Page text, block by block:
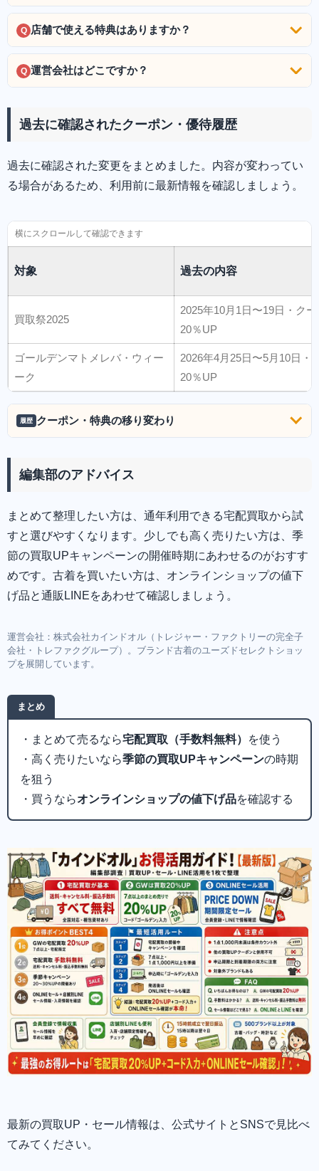
Q 店舗で使える特典はありますか？
Q 運営会社はどこですか？
過去に確認されたクーポン・優待履歴
過去に確認された変更をまとめました。内容が変わってい
る場合があるため、利用前に最新情報を確認しましょう。
対象 過去の内容
買取祭2025
2025年10月1日〜19日・ク
20％UP
ゴールデンマトメレバ・ウィー
ーク
2026年4月25日〜5月10日・
20％UP
履歴 クーポン・特典の移り変わり
編集部のアドバイス
まとめて整理したい方は、通年利用できる宅配買取から試
すと選びやすくなります。少しでも高く売りたい方は、季
節の買取UPキャンペーンの開催時期にあわせるのがおすす
めです。古着を買いたい方は、オンラインショップの値下
げ品と通販LINEをあわせて確認しましょう。
運営会社：株式会社カインドオル（トレジャー・ファクトリーの完全子
会社・トレファクグループ）。ブランド古着のユーズドセレクトショッ
プを展開しています。
まとめ
・まとめて売るなら宅配買取（手数料無料）
を使う
・高く売りたいなら季節の買取UPキャンペーンの時期
を狙う
・買うならオンラインショップの値下げ品を確認する
最新の買取UP・セール情報は、公式サイトとSNSで見比べ
てみてください。